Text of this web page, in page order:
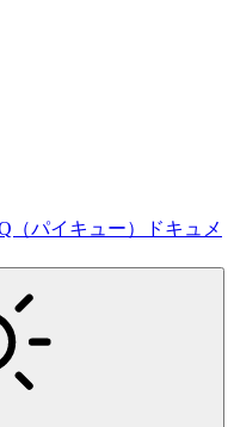
（パイキュー）ドキュメ